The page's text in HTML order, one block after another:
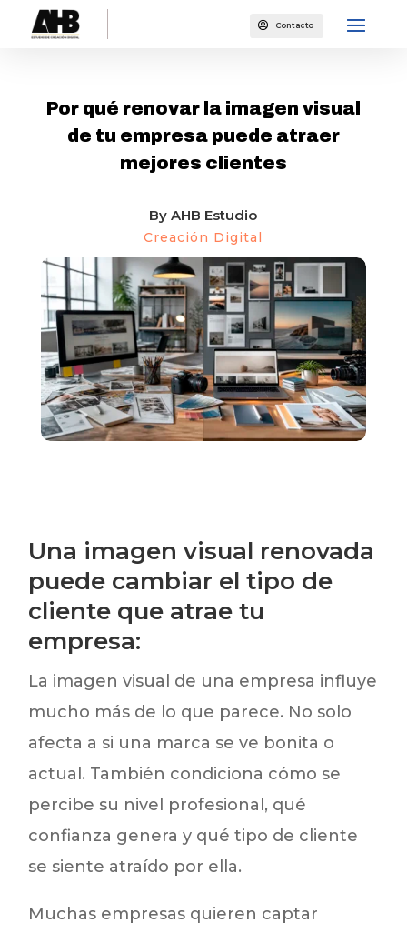
 Contacto
Por qué renovar la imagen visual
de tu empresa puede atraer
mejores clientes
ByAHB Estudio
Creación Digital
Una imagen visual renovada
puede cambiar el tipo de
cliente que atrae tu
empresa:
La imagen visual de una empresa influye
mucho más de lo que parece. No solo
afecta a si una marca se ve bonita o
actual. También condiciona cómo se
percibe su nivel profesional, qué
confianza genera y qué tipo de cliente
se siente atraído por ella.
Muchas empresas quieren captar